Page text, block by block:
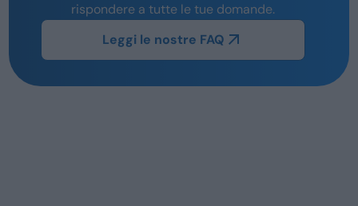
rispondere a tutte le tue domande.
Leggi le nostre FAQ